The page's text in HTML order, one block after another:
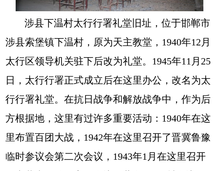
涉县下温村太行行署礼堂旧址，位于邯郸市
涉县索堡镇下温村，原为天主教堂，1940年12月
太行区领导机关驻下后改为礼堂。1945年11月25
日，太行行署正式成立后在这里办公，改名为太
行行署礼堂。在抗日战争和解放战争中，作为后
方根据地，这里有过许多重要活动：1940年在这
里布置百团大战，1942年在这里召开了晋冀鲁豫
临时参议会第二次会议，1943年1月在这里召开